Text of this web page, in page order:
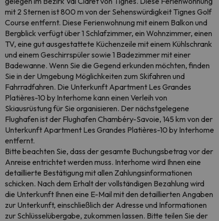
mit 2 Sternen ist 800 m von der Sehenswürdigkeit Tignes Golf
Course entfernt. Diese Ferienwohnung mit einem Balkon und
Bergblick verfügt über 1 Schlafzimmer, ein Wohnzimmer, einen
TV, eine gut ausgestattete Küchenzeile mit einem Kühlschrank
und einem Geschirrspüler sowie 1 Badezimmer mit einer
Badewanne. Wenn Sie die Gegend erkunden möchten, finden
Sie in der Umgebung Möglichkeiten zum Skifahren und
Fahrradfahren. Die Unterkunft Apartment Les Grandes
Platières-10 by Interhome kann einen Verleih von
Skiausrüstung für Sie organisieren. Der nächstgelegene
Flughafen ist der Flughafen Chambéry-Savoie, 145 km von der
Unterkunft Apartment Les Grandes Platières-10 by Interhome
entfernt.
Bitte beachten Sie, dass der gesamte Buchungsbetrag vor der
Anreise entrichtet werden muss. Interhome wird Ihnen eine
detaillierte Bestätigung mit allen Zahlungsinformationen
schicken. Nach dem Erhalt der vollständigen Bezahlung wird
die Unterkunft Ihnen eine E-Mail mit den detaillierten Angaben
zur Unterkunft, einschließlich der Adresse und Informationen
zur Schlüsselübergabe, zukommen lassen. Bitte teilen Sie der